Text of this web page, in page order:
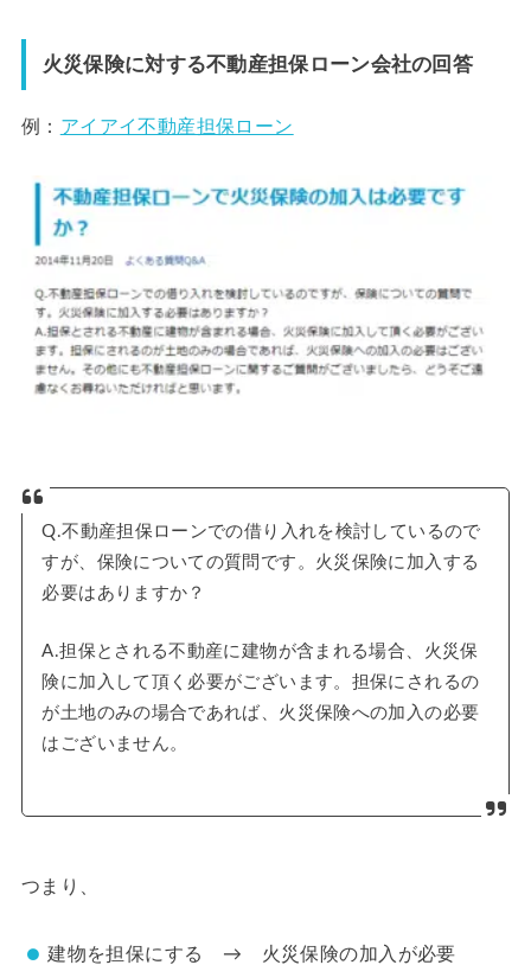
火災保険に対する不動産担保ローン会社の回答
例： アイアイ不動産担保ローン
Q.不動産担保ローンでの借り入れを検討しているので
すが、保険についての質問です。火災保険に加入する
必要はありますか？
A.担保とされる不動産に建物が含まれる場合、火災保
険に加入して頂く必要がございます。担保にされるの
が土地のみの場合であれば、火災保険への加入の必要
はございません。
つまり、
建物を担保にする → 火災保険の加入が必要